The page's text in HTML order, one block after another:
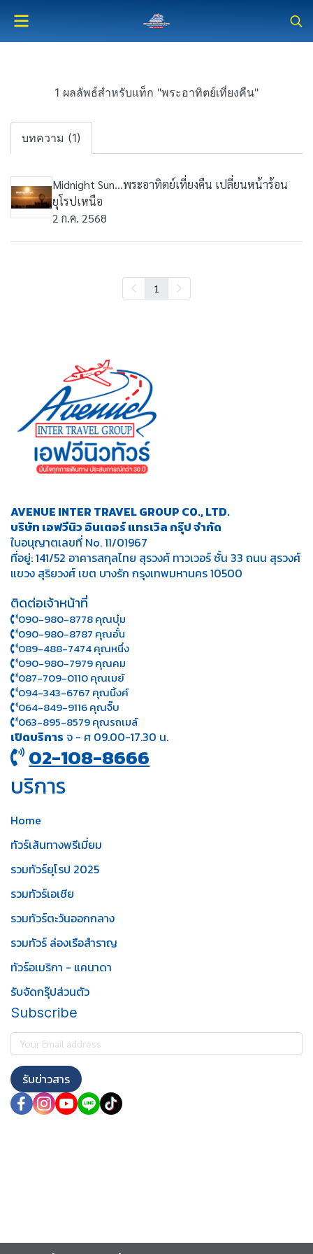
1 ผลลัพธ์สำหรับแท็ก "พระอาทิตย์เที่ยงคืน"
บทความ (1)
Midnight Sun...พระอาทิตย์เที่ยงคืน เปลี่ยนหน้าร้อน
ยุโรปเหนือ
2 ก.ค. 2568
1
AVENUE INTER TRAVEL GROUP CO., LTD.
บริษัท เอฟวีนิว อินเตอร์ แทรเวิล กรุ๊ป จำกัด
ใบอนุญาตเลขที่ No. 11/01967
ที่อยู่: 141/52 อาคารสกุลไทย สุรวงศ์ ทาวเวอร์ ชั้น 33 ถนน สุรวงศ์
แขวง สุริยวงศ์ เขต บางรัก กรุงเทพมหานคร 10500
ติดต่อเจ้าหน้าที่
090-980-8778 คุณบุ๋ม
090-980-8787 คุณอั๋น
089-488-7474 คุณหนึ่ง
090-980-7979 คุณคม
087-709-0110 คุณเมย์
094-343-6767 คุณนิ้งค์
064-849-9116 คุณจิ๊บ
063-895-8 579คุณรถเมล์
เปิดบริการ จ - ศ 09.00-17.30 น.
02-108-8666
บริการ
Home
ทัวร์เส้นทางพรีเมี่ยม
รวมทัวร์ยุโรป 2025
รวมทัวร์เอเชีย
รวมทัวร์ตะวันออกกลาง
รวมทัวร์ ล่องเรือสำราญ
ทัวร์อเมริกา - แคนาดา
รับจัดกรุ๊ปส่วนตัว
Subscribe
รับข่าวสาร